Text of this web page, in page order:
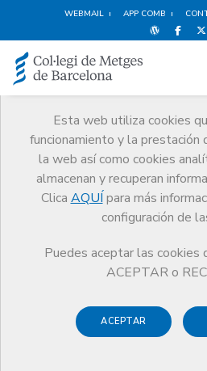
WEBMAIL APP COMB
Esta web utiliza cookies
funcionamiento y la prestación
la web así como cookies
almacenan y recuperan
Clica AQUÍ para más
configuración de
Puedes aceptar las cookies
ACEPTAR o
ACEPTAR
Historia
El CoMB Archivo
Archivo
Ciencias de la